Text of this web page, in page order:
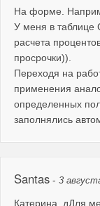
На форме.
У меня в таблице
расчета
просрочки)).
Переходя на
применения
определенных
заполнялись
Santas - 3
Катерина, дДля